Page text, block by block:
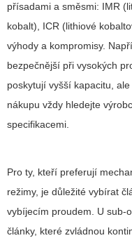
přísadami a směsmi: IMR
kobalt), ICR (lithiové
výhody a kompromisy.
bezpečnější při vysokých
poskytují vyšší kapacitu,
nákupu vždy hledejte
specifikacemi.
Pro ty, kteří preferují
režimy, je důležité vybírat
vybíjecím proudem. U sub-
články, které zvládnou